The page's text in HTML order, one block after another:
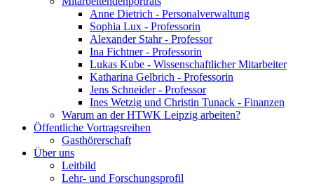
Anne Dietrich - Personalverwaltung
Sophia Lux - Professorin
Alexander Stahr - Professor
Ina Fichtner - Professorin
Lukas Kube - Wissenschaftlicher Mitarbeiter
Katharina Gelbrich - Professorin
Jens Schneider - Professor
Ines Wetzig und Christin Tunack - Finanzen
Warum an der HTWK Leipzig arbeiten?
Öffentliche Vortragsreihen
Gasthörerschaft
Über uns
Leitbild
Lehr- und Forschungsprofil